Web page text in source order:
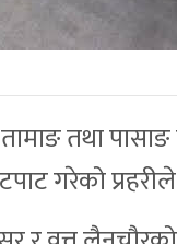
तथा
गरेको